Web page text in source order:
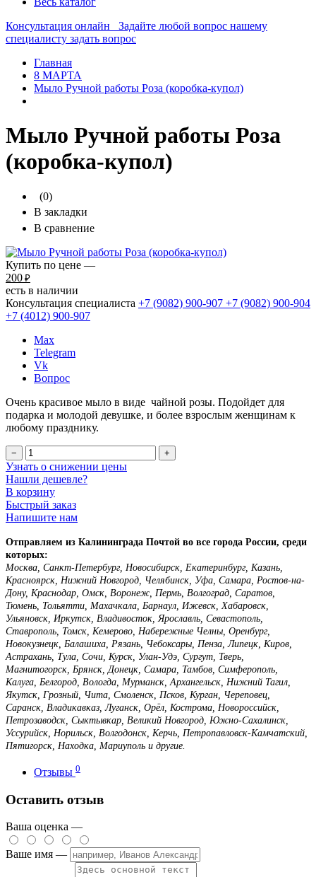
Консультация онлайн
Задайте любой вопрос нашему
специалисту задать вопрос
Главная
8 МАРТА
Мыло Ручной работы Роза (коробка-купол)
Мыло Ручной работы Роза
(коробка-купол)
(0)
В закладки
В сравнение
Купить по цене —
200 ₽
есть в наличии
Консультация специалиста +7 (9082) 900-907 +7 (9082) 900-904
+7 (4012) 900-907
Max
Telegram
Vk
Вопрос
Очень красивое мыло в виде чайной розы. Подойдет для
подарка и молодой девушке, и более взрослым женщинам к
любому празднику.
− +
Узнать о снижении цены
Нашли дешевле?
В корзину
Быстрый заказ
Напишите нам
Отправляем из Калининграда Почтой во все города России, среди
которых:
Москва, Санкт-Петербург, Новосибирск, Екатеринбург, Казань,
Красноярск, Нижний Новгород, Челябинск, Уфа, Самара, Ростов-на-
Дону, Краснодар, Омск, Воронеж, Пермь, Волгоград, Саратов,
Тюмень, Тольятти, Махачкала, Барнаул, Ижевск, Хабаровск,
Ульяновск, Иркутск, Владивосток, Ярославль, Севастополь,
Ставрополь, Томск, Кемерово, Набережные Челны, Оренбург,
Новокузнецк, Балашиха, Рязань, Чебоксары, Пенза, Липецк, Киров,
Астрахань, Тула, Сочи, Курск, Улан-Удэ, Сургут, Тверь,
Магнитогорск, Брянск, Донецк, Самара, Тамбов, Симферополь,
Калуга, Белгород, Вологда, Мурманск, Архангельск, Нижний Тагил,
Якутск, Грозный, Чита, Смоленск, Псков, Курган, Череповец,
Саранск, Владикавказ, Луганск, Орёл, Кострома, Новороссийск,
Петрозаводск, Сыктывкар, Великий Новгород, Южно-Сахалинск,
Уссурийск, Норильск, Волгодонск, Керчь, Петропавловск-Камчатский,
Пятигорск, Находка, Мариуполь и другие.
Отзывы 0
Оставить отзыв
Ваша оценка —
Ваше имя —